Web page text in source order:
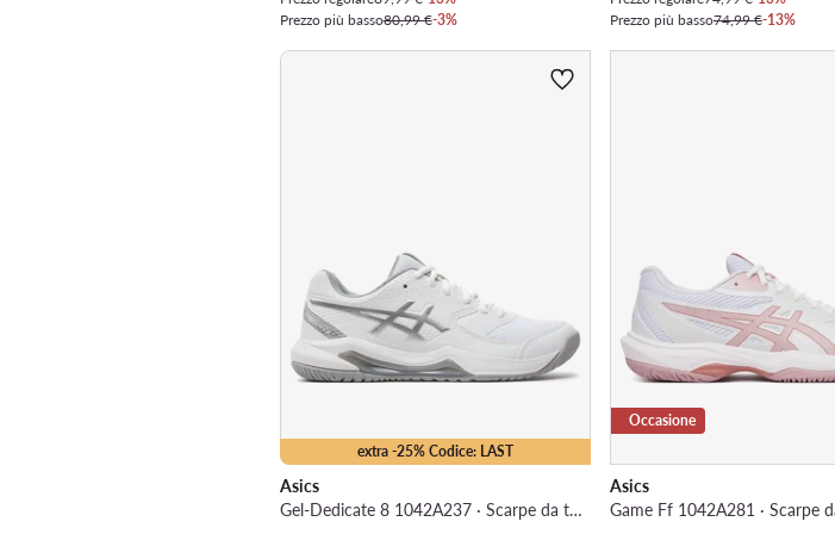
Prezzo più basso80,99 €-3%
Prezzo più basso74,99 €-13%
extra -25% Codice: LAST
Asics
Gel-Dedicate 8 1042A237 · Scarpe da tennis
Occasione
Asics
Game Ff 1042A281 · Scarpe